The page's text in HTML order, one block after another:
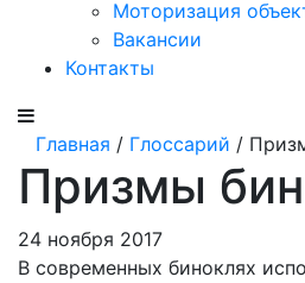
Моторизация
Вакансии
Контакты
Главная / Глоссарий /
Призмы
24 ноября 2017
В современных биноклях